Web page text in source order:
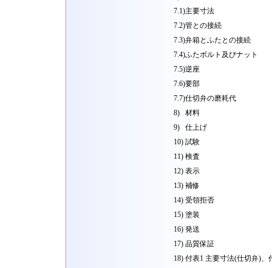
7.1)主要寸法
7.2)管との接続
7.3)弁箱とふたとの接続
7.4)ふたボルト及びナット
7.5)逆座
7.6)要部
7.7)仕切弁の磨耗代
8)
材料
9)
仕上げ
10) 試験
11) 検査
12) 表示
13) 補修
14) 受領拒否
15) 塗装
16) 発送
17) 品質保証
18) 付表1 主要寸法(仕切弁)、